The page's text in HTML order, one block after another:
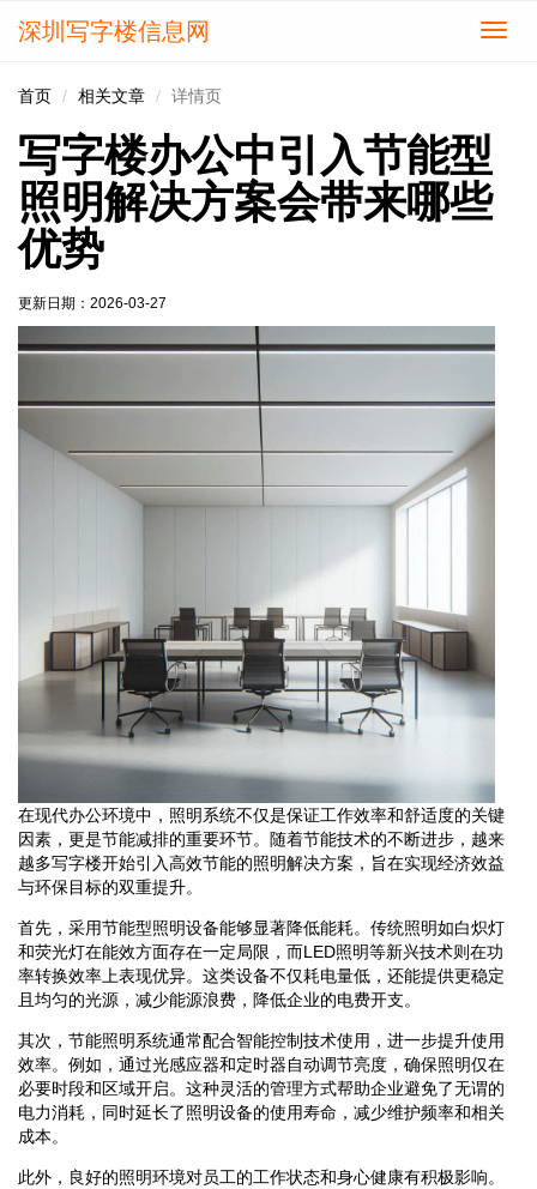
切
深圳写字楼信息网
首页 相关文章 详情页
写字楼办公中引入节能型
照明解决方案会带来哪些
优势
更新日期： 2026-03-27
在现代办公环境中，照明系统不仅是保证工作效率和舒适度的关键
因素，更是节能减排的重要环节。随着节能技术的不断进步，越来
越多写字楼开始引入高效节能的照明解决方案，旨在实现经济效益
与环保目标的双重提升。
首先，采用节能型照明设备能够显著降低能耗。传统照明如白炽灯
和荧光灯在能效方面存在一定局限，而LED照明等新兴技术则在功
率转换效率上表现优异。这类设备不仅耗电量低，还能提供更稳定
且均匀的光源，减少能源浪费，降低企业的电费开支。
其次，节能照明系统通常配合智能控制技术使用，进一步提升使用
效率。例如，通过光感应器和定时器自动调节亮度，确保照明仅在
必要时段和区域开启。这种灵活的管理方式帮助企业避免了无谓的
电力消耗，同时延长了照明设备的使用寿命，减少维护频率和相关
成本。
此外，良好的照明环境对员工的工作状态和身心健康有积极影响。